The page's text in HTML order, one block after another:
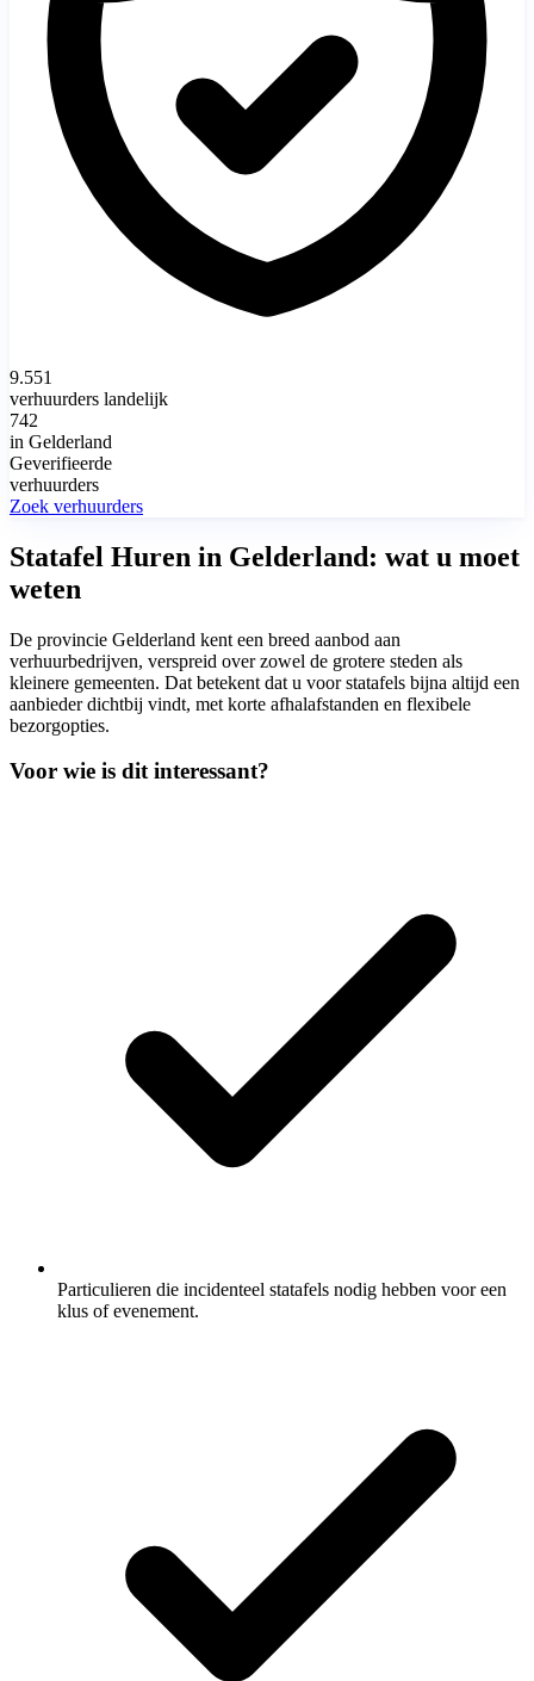
9.551
verhuurders landelijk
742
in Gelderland
Geverifieerde
verhuurders
Zoek verhuurders
Statafel Huren in Gelderland: wat u moet
weten
De provincie Gelderland kent een breed aanbod aan
verhuurbedrijven, verspreid over zowel de grotere steden als
kleinere gemeenten. Dat betekent dat u voor statafels bijna altijd een
aanbieder dichtbij vindt, met korte afhalafstanden en flexibele
bezorgopties.
Voor wie is dit interessant?
Particulieren die incidenteel statafels nodig hebben voor een
klus of evenement.